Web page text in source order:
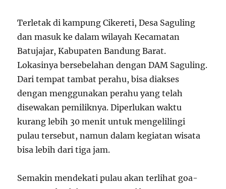
Terletak di kampung Cikereti, Desa Saguling
dan masuk ke dalam wilayah Kecamatan
Batujajar, Kabupaten Bandung Barat.
Lokasinya bersebelahan dengan DAM Saguling.
Dari tempat tambat perahu, bisa diakses
dengan menggunakan perahu yang telah
disewakan pemiliknya. Diperlukan waktu
kurang lebih 30 menit untuk mengelilingi
pulau tersebut, namun dalam kegiatan wisata
bisa lebih dari tiga jam.
Semakin mendekati pulau akan terlihat goa-